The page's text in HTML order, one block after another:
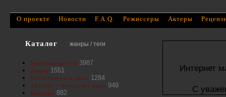
Интернет
С
Каталог жанры / теги
Зарубежные х/ф 3987
Драма 1551
Отечественное кино 1284
Артхаус - Авторское кино 949
Комедия 882
О проекте Новости F.A.Q. Режиссеры Актеры